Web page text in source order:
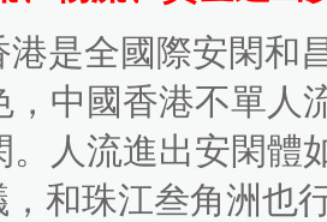
全國際安閑和昌盛
，中國香港不單人流
。人流進出安閑體
，和珠江叁角洲也